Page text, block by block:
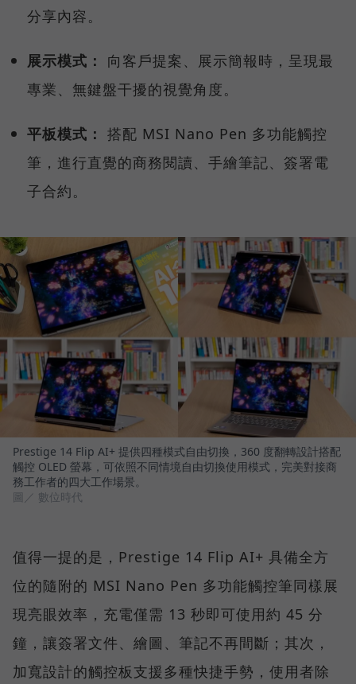
分享內容。
展示模式：
向客戶提案、展示簡報時，呈現最
專業、無鍵盤干擾的視覺角度。
平板模式： 搭配 MSI Nano Pen 多功能觸控
筆，進行直覺的商務閱讀、手繪筆記、簽署電
子合約。
Prestige 14 Flip AI+ 提供四種模式自由切換，360 度翻轉設計搭配
觸控 OLED 螢幕，可依照不同情境自由切換使用模式，完美對接商
務工作者的四大工作場景。
圖／ 數位時代
值得一提的是，Prestige 14 Flip AI+ 具備全方
位的隨附的 MSI Nano Pen 多功能觸控筆同樣展
現亮眼效率，充電僅需 13 秒即可使用約 45 分
鐘，讓簽署文件、繪圖、筆記不再間斷；其次，
加寬設計的觸控板支援多種快捷手勢，使用者除